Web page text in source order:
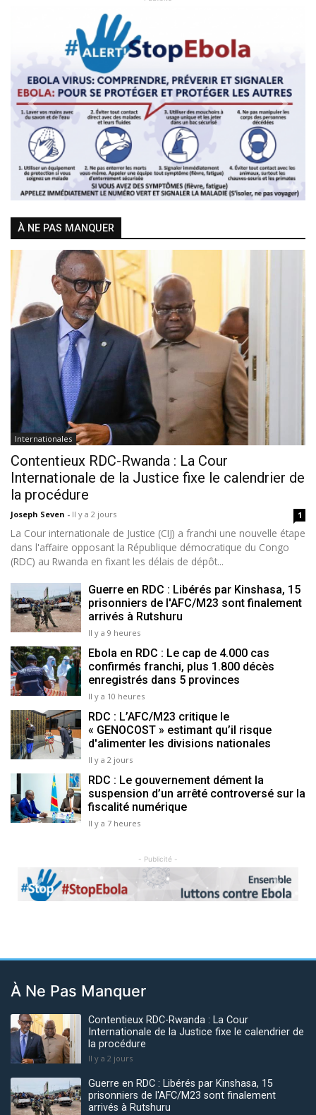
Previous Next
À NE PAS MANQUER
Internationales
Contentieux RDC-Rwanda : La Cour
Internationale de la Justice fixe le calendrier de
la procédure
Joseph Seven - Il y a 2 jours 1
La Cour internationale de Justice (CIJ) a franchi une nouvelle étape
dans l'affaire opposant la République démocratique du Congo
(RDC) au Rwanda en fixant les délais de dépôt...
Guerre en RDC : Libérés par Kinshasa, 15
prisonniers de l'AFC/M23 sont finalement
arrivés à Rutshuru
Il y a 9 heures
Ebola en RDC : Le cap de 4.000 cas
confirmés franchi, plus 1.800 décès
enregistrés dans 5 provinces
Il y a 10 heures
RDC : L’AFC/M23 critique le
« GENOCOST » estimant qu’il risque
d'alimenter les divisions nationales
Il y a 2 jours
RDC : Le gouvernement dément la
suspension d’un arrêté controversé sur la
fiscalité numérique
Il y a 7 heures
- Publicité -
Previous Next
À Ne Pas Manquer
Contentieux RDC-Rwanda : La Cour
Internationale de la Justice fixe le calendrier de
la procédure
Il y a 2 jours
Guerre en RDC : Libérés par Kinshasa, 15
prisonniers de l'AFC/M23 sont finalement
arrivés à Rutshuru